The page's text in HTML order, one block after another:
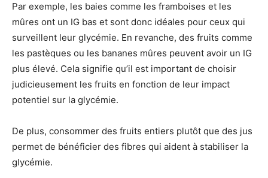
Par exemple, les baies comme les framboises et les
mûres ont un IG bas et sont donc idéales pour ceux qui
surveillent leur glycémie. En revanche, des fruits comme
les pastèques ou les bananes mûres peuvent avoir un IG
plus élevé. Cela signifie qu’il est important de choisir
judicieusement les fruits en fonction de leur impact
potentiel sur la glycémie.
De plus, consommer des fruits entiers plutôt que des jus
permet de bénéficier des fibres qui aident à stabiliser la
glycémie.